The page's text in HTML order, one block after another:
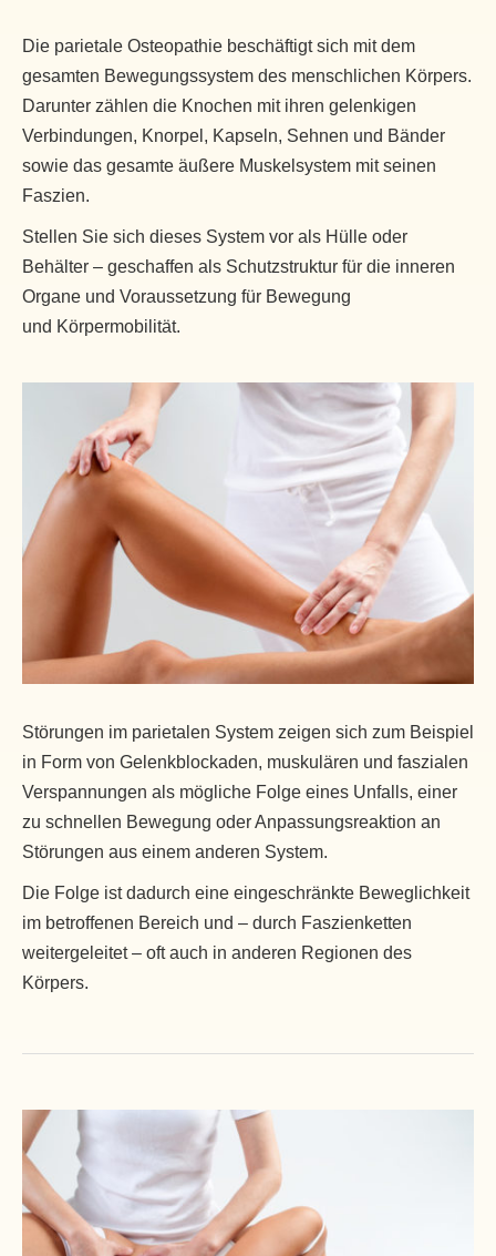
Die parietale Osteopathie beschäftigt sich mit dem
gesamten Bewegungssystem des menschlichen Körpers.
Darunter zählen die Knochen mit ihren gelenkigen
Verbindungen, Knorpel, Kapseln, Sehnen und Bänder
sowie das gesamte äußere Muskelsystem mit seinen
Faszien.
Stellen Sie sich dieses System vor als Hülle oder
Behälter – geschaffen als Schutzstruktur für die inneren
Organe und Voraussetzung für Bewegung
und Körpermobilität.
Störungen im parietalen System zeigen sich zum Beispiel
in Form von Gelenkblockaden, muskulären und faszialen
Verspannungen als mögliche Folge eines Unfalls, einer
zu schnellen Bewegung oder Anpassungsreaktion an
Störungen aus einem anderen System.
Die Folge ist dadurch eine eingeschränkte Beweglichkeit
im betroffenen Bereich und – durch Faszienketten
weitergeleitet – oft auch in anderen Regionen des
Körpers.